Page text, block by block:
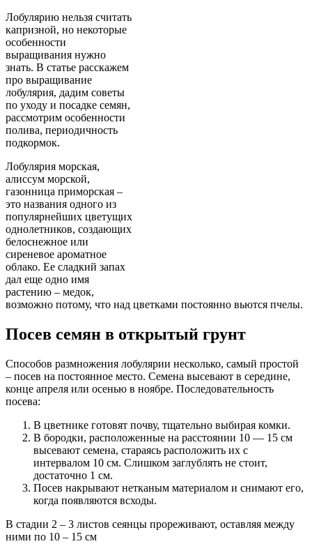
Лобулярию нельзя считать
капризной, но некоторые
особенности
выращивания нужно
знать. В статье расскажем
про выращивание
лобулярия, дадим советы
по уходу и посадке семян,
рассмотрим особенности
полива, периодичность
подкормок.
Лобулярия морская,
алиссум морской,
газонница приморская –
это названия одного из
популярнейших цветущих
однолетников, создающих
белоснежное или
сиреневое ароматное
облако. Ее сладкий запах
дал еще одно имя
растению – медок,
возможно потому, что над цветками постоянно вьются пчелы.
Посев семян в открытый грунт
Способов размножения лобулярии несколько, самый простой
– посев на постоянное место. Семена высевают в середине,
конце апреля или осенью в ноябре. Последовательность
посева:
В цветнике готовят почву, тщательно выбирая комки.
В бородки, расположенные на расстоянии 10 — 15 см
высевают семена, стараясь расположить их с
интервалом 10 см. Слишком заглублять не стоит,
достаточно 1 см.
Посев накрывают нетканым материалом и снимают его,
когда появляются всходы.
В стадии 2 – 3 листов сеянцы прореживают, оставляя между
ними по 10 – 15 см